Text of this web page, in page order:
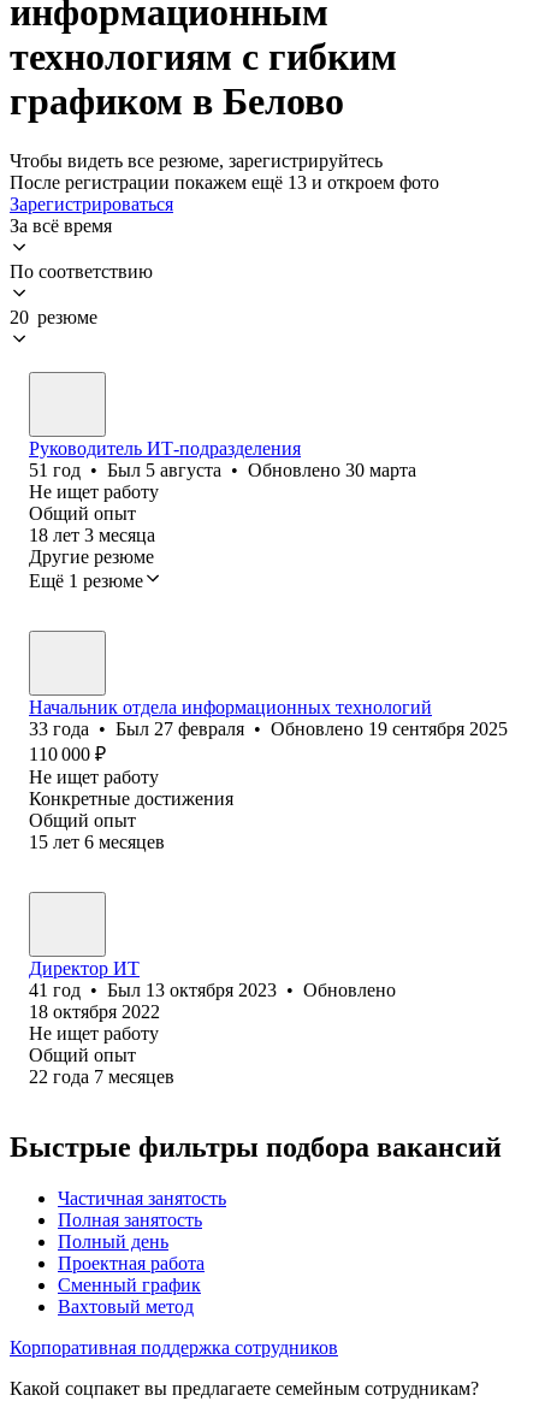
информационным
технологиям с гибким
графиком в Белово
Чтобы видеть все резюме, зарегистрируйтесь
После регистрации покажем ещё 13 и откроем фото
Зарегистрироваться
За всё время
По соответствию
20 резюме
Руководитель ИТ-подразделения
51 год • Был 5 августа • Обновлено 30 марта
Не ищет работу
Общий опыт
18 лет 3 месяца
Другие резюме
Ещё 1 резюме
Начальник отдела информационных технологий
33 года • Был 27 февраля • Обновлено 19 сентября 2025
110 000 ₽
Не ищет работу
Конкретные достижения
Общий опыт
15 лет 6 месяцев
Директор ИТ
41 год • Был 13 октября 2023 • Обновлено
18 октября 2022
Не ищет работу
Общий опыт
22 года 7 месяцев
Быстрые фильтры подбора вакансий
Частичная занятость
Полная занятость
Полный день
Проектная работа
Сменный график
Вахтовый метод
Корпоративная поддержка сотрудников
Какой соцпакет вы предлагаете семейным сотрудникам?